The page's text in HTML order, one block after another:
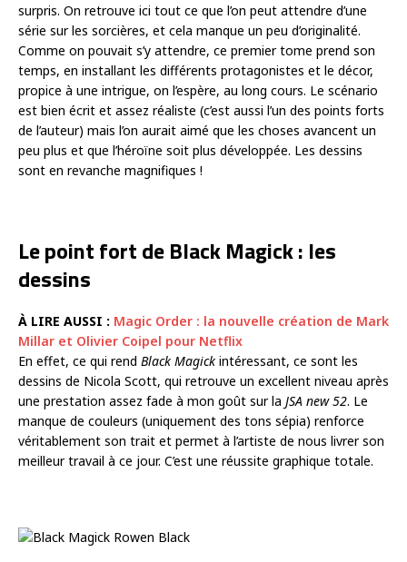
surpris. On retrouve ici tout ce que l’on peut attendre d’une
série sur les sorcières, et cela manque un peu d’originalité.
Comme on pouvait s’y attendre, ce premier tome prend son
temps, en installant les différents protagonistes et le décor,
propice à une intrigue, on l’espère, au long cours. Le scénario
est bien écrit et assez réaliste (c’est aussi l’un des points forts
de l’auteur) mais l’on aurait aimé que les choses avancent un
peu plus et que l’héroïne soit plus développée. Les dessins
sont en revanche magnifiques !
Le point fort de Black Magick : les
dessins
À LIRE AUSSI : Magic Order : la nouvelle création de Mark
Millar et Olivier Coipel pour Netflix
En effet, ce qui rend Black Magick intéressant, ce sont les
dessins de Nicola Scott, qui retrouve un excellent niveau après
une prestation assez fade à mon goût sur la JSA new 52. Le
manque de couleurs (uniquement des tons sépia) renforce
véritablement son trait et permet à l’artiste de nous livrer son
meilleur travail à ce jour. C’est une réussite graphique totale.